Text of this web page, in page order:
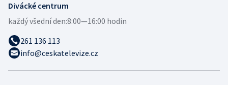
Divácké centrum
každý všední den:8:00—16:00 hodin
261 136 113
info@ceskatelevize.cz